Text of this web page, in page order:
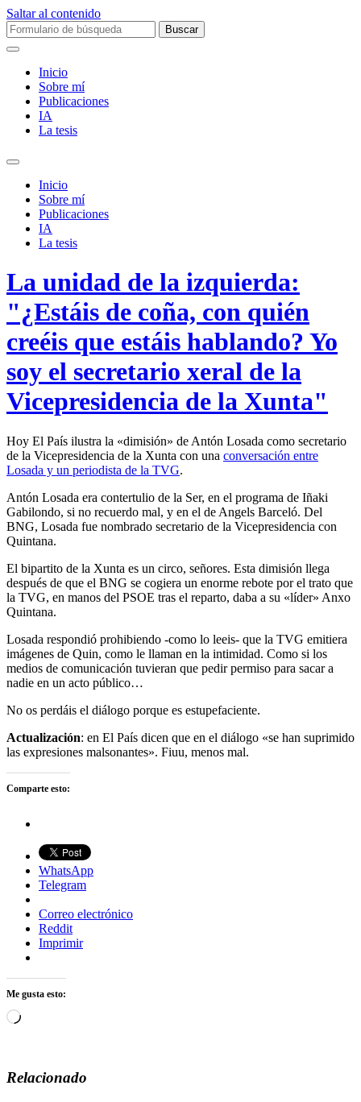
Saltar al contenido
Buscar:
Inicio
Sobre mí­
Publicaciones
IA
La tesis
Alternar
campo
búsqueda
Inicio
Sobre mí­
Publicaciones
IA
La tesis
La unidad de la izquierda:
"¿Estáis de coña, con quién
creéis que estáis hablando? Yo
soy el secretario xeral de la
Vicepresidencia de la Xunta"
Hoy El Paí­s ilustra la «dimisión» de Antón Losada como secretario
de la Vicepresidencia de la Xunta con una conversación entre
Losada y un periodista de la TVG.
Antón Losada era contertulio de la Ser, en el programa de Iñaki
Gabilondo, si no recuerdo mal, y en el de Angels Barceló. Del
BNG, Losada fue nombrado secretario de la Vicepresidencia con
Quintana.
El bipartito de la Xunta es un circo, señores. Esta dimisión llega
después de que el BNG se cogiera un enorme rebote por el trato que
la TVG, en manos del PSOE tras el reparto, daba a su «lí­der» Anxo
Quintana.
Losada respondió prohibiendo -como lo leeis- que la TVG emitiera
imágenes de Quin, como le llaman en la intimidad. Como si los
medios de comunicación tuvieran que pedir permiso para sacar a
nadie en un acto público…
No os perdáis el diálogo porque es estupefaciente.
Actualización: en El Paí­s dicen que en el diálogo «se han suprimido
las expresiones malsonantes». Fiuu, menos mal.
Comparte esto:
WhatsApp
Telegram
Correo electrónico
Reddit
Imprimir
Me gusta esto:
Cargando...
Relacionado